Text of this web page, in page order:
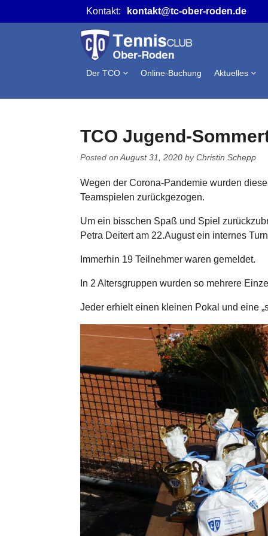
to
Kontakt: kontakt@tc-ober-roden.de
Der TCO Online-Buchung Aktuelles
TCO Jugend-
Posted onAugust 31, 2020 byChristin Schepp
Wegen der Corona-Pandemie wurden
Teamspielen zurückgezogen.
Um ein bisschen Spaß und Spiel
Petra Deitert am 22.August ein internes
Immerhin 19 Teilnehmer waren gemeldet.
In 2 Altersgruppen wurden so mehrere
Jeder erhielt einen kleinen Pokal und eine